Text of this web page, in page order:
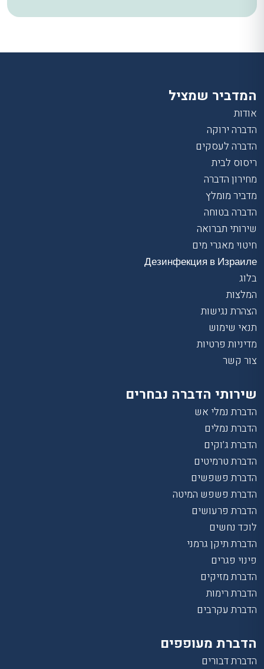
המדביר שמציל
אודות
הדברה ירוקה
הדברה לעסקים
ריסוס לבית
מחירון הדברה
מדביר מומלץ
הדברה בטוחה
שירותי תברואה
חיטוי מאגרי מים
Дезинфекция в Израиле
בלוג
המלצות
הצהרת נגישות
תנאי שימוש
מדיניות פרטיות
צור קשר
שירותי הדברה נבחרים
הדברת נמלי אש
הדברת נמלים
הדברת ג’וקים
הדברת טרמיטים
הדברת פשפשים
הדברת פשפש המיטה
הדברת פרעושים
לוכד נחשים
הדברת תיקן גרמני
פינוי פגרים
הדברת מזיקים
הדברת רימות
הדברת עקרבים
הדברת מעופפים
הדברת דבורים